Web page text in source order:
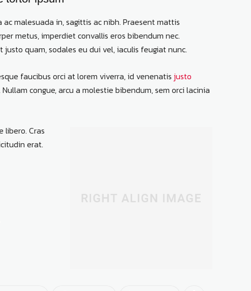
ac malesuada in, sagittis ac nibh. Praesent mattis
metus, imperdiet convallis eros bibendum nec.
justo quam, sodales eu dui vel, iaculis feugiat nunc.
faucibus orci at lorem viverra, id venenatisjusto
Nullam congue, arcu a molestie bibendum, sem orci lacinia
libero. Cras
erat.